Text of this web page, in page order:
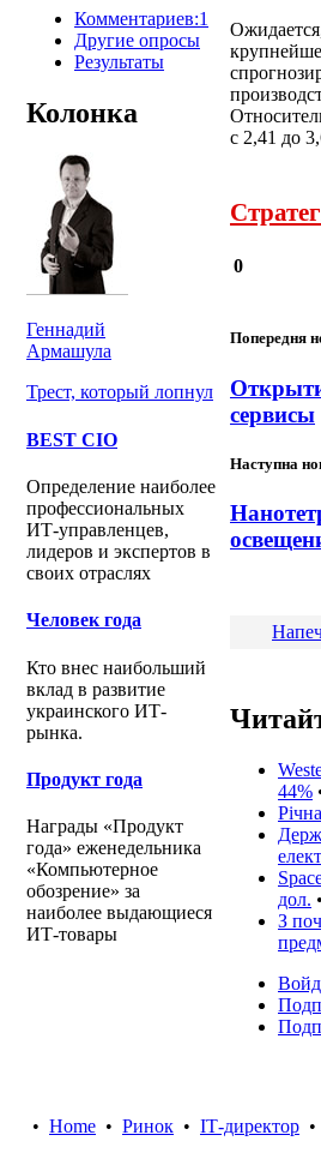
Комментариев:1
Другие опросы
Результаты
Колонка
Геннадий
Армашула
Трест, который лопнул
BEST CIO
Определение наиболее
профессиональных
ИТ-управленцев,
лидеров и экспертов в
своих отраслях
Человек года
Кто внес наибольший
вклад в развитие
украинского ИТ-
рынка.
Продукт года
Награды «Продукт
года» еженедельника
«Компьютерное
обозрение» за
наиболее выдающиеся
ИТ-товары
с 2,41 до
0
Попередня
сервисы
Наступна
44%
дол. •
З
• Home • Ринок • IТ-директор •